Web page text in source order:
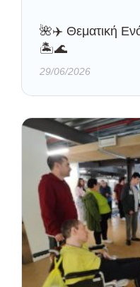
🌺✈️ Θεματική
🏝️🌊
29/06/2026